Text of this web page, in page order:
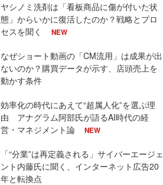
ヤシノミ洗剤は「看板商品に傷が付いた状
態」からいかに復活したのか？戦略とプロ
セスを聞く
NEW
なぜショート動画の「CM流用」は成果が出
ないのか？購買データが示す、店頭売上を
動かす条件
効率化の時代にあえて“超属人化”を選ぶ理
由 アナグラム阿部氏が語るAI時代の経
営・マネジメント論
NEW
「“分業”は再定義される」サイバーエージェ
ント内藤氏に聞く、インターネット広告20
年と転換点